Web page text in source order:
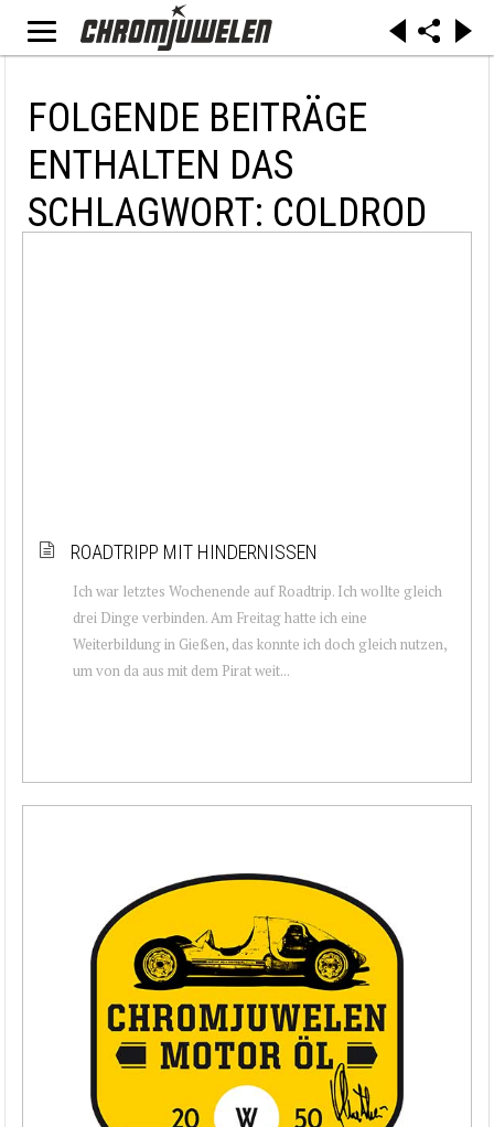
FOLGENDE BEITRÄGE
ENTHALTEN DAS
SCHLAGWORT: COLDROD
ROADTRIPP MIT HINDERNISSEN
Ich war letztes Wochenende auf Roadtrip. Ich wollte gleich
drei Dinge verbinden. Am Freitag hatte ich eine
Weiterbildung in Gießen, das konnte ich doch gleich nutzen,
um von da aus mit dem Pirat weit...